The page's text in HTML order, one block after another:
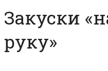
Закуски
руку»